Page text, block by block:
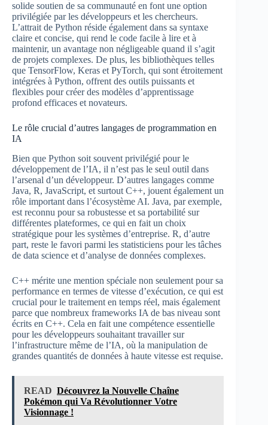
solide soutien de sa communauté en font une option
privilégiée par les développeurs et les chercheurs.
L’attrait de Python réside également dans sa syntaxe
claire et concise, qui rend le code facile à lire et à
maintenir, un avantage non négligeable quand il s’agit
de projets complexes. De plus, les bibliothèques telles
que TensorFlow, Keras et PyTorch, qui sont étroitement
intégrées à Python, offrent des outils puissants et
flexibles pour créer des modèles d’apprentissage
profond efficaces et novateurs.
Le rôle crucial d’autres langages de programmation en
IA
Bien que Python soit souvent privilégié pour le
développement de l’IA, il n’est pas le seul outil dans
l’arsenal d’un développeur. D’autres langages comme
Java, R, JavaScript, et surtout C++, jouent également un
rôle important dans l’écosystème AI. Java, par exemple,
est reconnu pour sa robustesse et sa portabilité sur
différentes plateformes, ce qui en fait un choix
stratégique pour les systèmes d’entreprise. R, d’autre
part, reste le favori parmi les statisticiens pour les tâches
de data science et d’analyse de données complexes.
C++ mérite une mention spéciale non seulement pour sa
performance en termes de vitesse d’exécution, ce qui est
crucial pour le traitement en temps réel, mais également
parce que nombreux frameworks IA de bas niveau sont
écrits en C++. Cela en fait une compétence essentielle
pour les développeurs souhaitant travailler sur
l’infrastructure même de l’IA, où la manipulation de
grandes quantités de données à haute vitesse est requise.
READ Découvrez la Nouvelle Chaîne
Pokémon qui Va Révolutionner Votre
Visionnage !